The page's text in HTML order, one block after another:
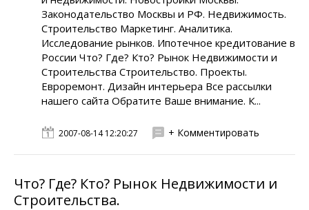
Законодательство Москвы и РФ. Недвижимость.
Строительство Маркетинг. Аналитика.
Исследование рынков. Ипотечное кредитование в
России Что? Где? Кто? Рынок Недвижимости и
Строительства Cтроительство. Проекты.
Евроремонт. Дизайн интерьера Все рассылки
нашего сайта Обратите Ваше внимание. К...
2007-08-14 12:20:27 + Комментировать
Что? Где? Кто? Рынок Недвижимости и
Строительства.